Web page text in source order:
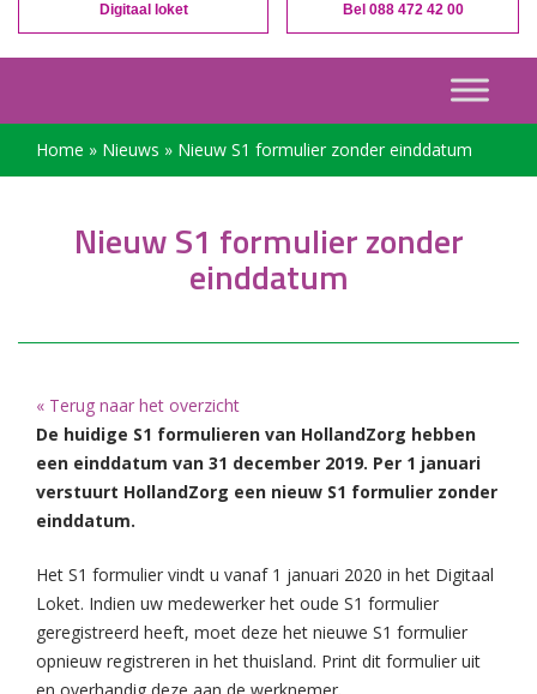
Digitaal loket Bel 088 472 42 00
Home » Nieuws » Nieuw S1 formulier zonder einddatum
Nieuw S1 formulier zonder
einddatum
« Terug naar het overzicht
De huidige S1 formulieren van HollandZorg hebben
een einddatum van 31 december 2019. Per 1 januari
verstuurt HollandZorg een nieuw S1 formulier zonder
einddatum.
Het S1 formulier vindt u vanaf 1 januari 2020 in het Digitaal
Loket. Indien uw medewerker het oude S1 formulier
geregistreerd heeft, moet deze het nieuwe S1 formulier
opnieuw registreren in het thuisland. Print dit formulier uit
en overhandig deze aan de werknemer.